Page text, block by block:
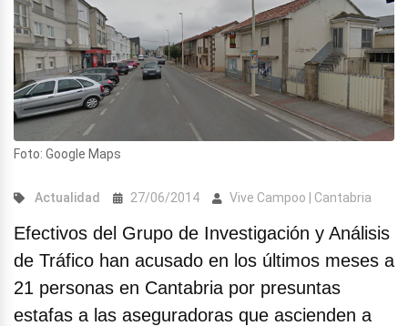
Foto: Google Maps
Actualidad 27/06/2014 Vive Campoo | Cantabria
Efectivos del Grupo de Investigación y Análisis
de Tráfico han acusado en los últimos meses a
21 personas en Cantabria por presuntas
estafas a las aseguradoras que ascienden a